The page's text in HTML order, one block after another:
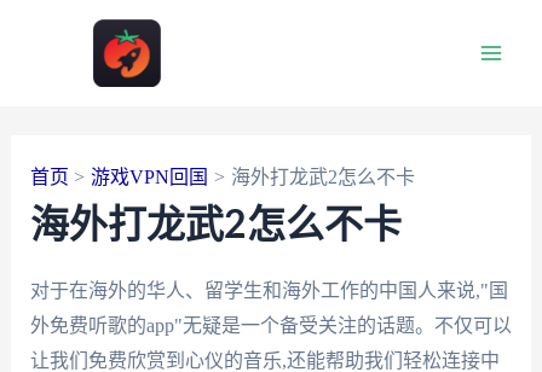
首页 游戏VPN回国 海外打龙武2怎么不卡
海外打龙武2怎么不卡
对于在海外的华人、留学生和海外工作的中国人来说,"国
外免费听歌的app"无疑是一个备受关注的话题。不仅可以
让我们免费欣赏到心仪的音乐,还能帮助我们轻松连接中